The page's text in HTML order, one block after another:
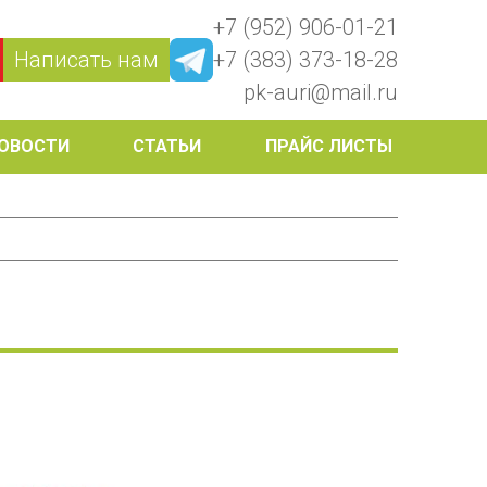
Написать нам
+7 (952) 906-01-21
+7 (383) 373-18-28
pk-auri@mail.ru
СТАТЬИ ПРАЙС ЛИСТЫ